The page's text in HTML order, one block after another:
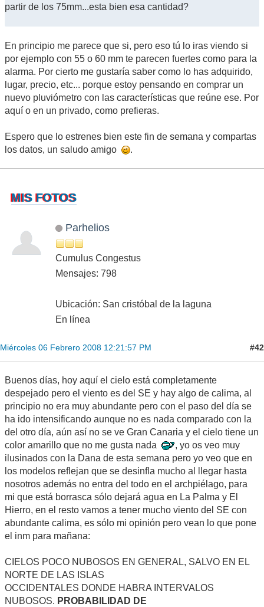
partir de los 75mm...esta bien esa cantidad?
En principio me parece que si, pero eso tú lo iras viendo si
por ejemplo con 55 o 60 mm te parecen fuertes como para la
alarma. Por cierto me gustaría saber como lo has adquirido,
lugar, precio, etc... porque estoy pensando en comprar un
nuevo pluviómetro con las características que reúne ese. Por
aquí o en un privado, como prefieras.
Espero que lo estrenes bien este fin de semana y compartas
los datos, un saludo amigo
.
MIS FOTOS
Parhelios
Cumulus Congestus
Mensajes: 798
Ubicación: San cristóbal de la laguna
En línea
Miércoles 06 Febrero 2008 12:21:57 PM #42
Buenos días, hoy aquí el cielo está completamente
despejado pero el viento es del SE y hay algo de calima, al
principio no era muy abundante pero con el paso del día se
ha ido intensificando aunque no es nada comparado con la
del otro día, aún así no se ve Gran Canaria y el cielo tiene un
color amarillo que no me gusta nada
, yo os veo muy
ilusinados con la Dana de esta semana pero yo veo que en
los modelos reflejan que se desinfla mucho al llegar hasta
nosotros además no entra del todo en el archpiélago, para
mi que está borrasca sólo dejará agua en La Palma y El
Hierro, en el resto vamos a tener mucho viento del SE con
abundante calima, es sólo mi opinión pero vean lo que pone
el inm para mañana:
CIELOS POCO NUBOSOS EN GENERAL, SALVO EN EL
NORTE DE LAS ISLAS
OCCIDENTALES DONDE HABRA INTERVALOS
NUBOSOS. PROBABILIDAD DE